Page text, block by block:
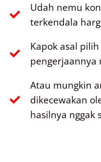
Udah nemu
terkendala
Kapok asal
pengerjaannya
Atau mungkin
dikecewakan
hasilnya nggak